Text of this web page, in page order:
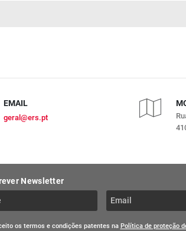
EMAIL
geral@ers.pt
Newsletter
os termos e condições patentes na Política de proteção